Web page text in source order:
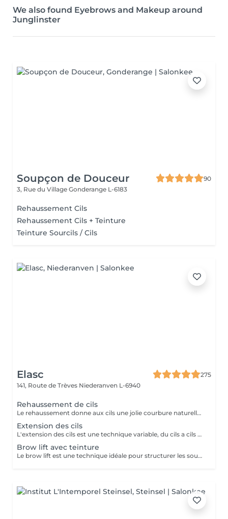
We also found Eyebrows and Makeup around
Junglinster
Soupçon de Douceur
90
3, Rue du Village Gonderange L-6183
Rehaussement Cils
Rehaussement Cils + Teinture
Teinture Sourcils / Cils
Elasc
275
141, Route de Trèves Niederanven L-6940
Rehaussement de cils
Le rehaussement donne aux cils une jolie courbure naturelle afin d'ouvrir le regard. La kératine apporte aux cils résistance, solidité et vitalité. Misencil est une gamme de produits spécifique pour le contour de l'oeil. Tenue : environ 5 semaines.
Extension des cils
L'extension des cils est une technique variable, du cils a cils pour un effect très discret. Le 2D un effect naturel mais plus dense et le 3D va donner un effect volume. Nous proposons après chaque pose complète au deuxième rendez-vous de faire un remplissage par contre a votre troisième passage de faire une dépose suivi d'une pose complète afin de ne pas abîmer vos cils et d'avoir toujours un résultat parfait. Pour celle encore hésitante ou ayant peur d'être allergique on vous propose de réserver un entretien préalable afin d'en discuter ensemble et de vous mettre quel que cils pour que vous puissiez voir comment vous réagissez.
Brow lift avec teinture
Le brow lift est une technique idéale pour structurer les sourcils ainsi que pour les rendre plus volumineux. Tenue : environ 5 semaines.